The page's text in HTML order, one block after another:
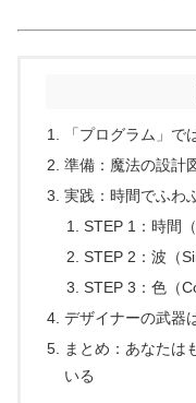
「プログラム」で
準備：魔法の設計
実践：時間でふわ
STEP 1：時間
STEP 2：波（
STEP 3：色（
デザイナーの武器
まとめ：あなたは
いる